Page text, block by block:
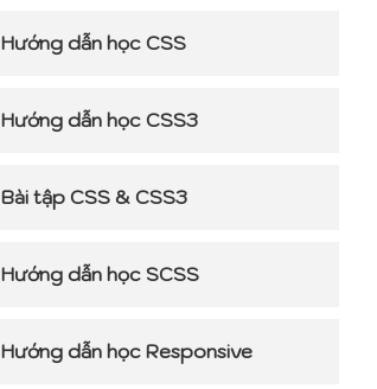
Hướng dẫn học CSS
Hướng dẫn học CSS3
Bài tập CSS & CSS3
Hướng dẫn học SCSS
Hướng dẫn học Responsive